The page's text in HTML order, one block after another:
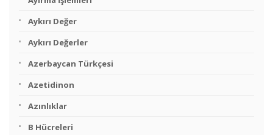
Aykırı Değer
Aykırı Değerler
Azerbaycan Türkçesi
Azetidinon
Azınlıklar
B Hücreleri